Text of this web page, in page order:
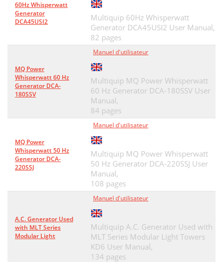
60Hz Whisperwatt
Generator
DCA45USI2
Multiquip 60Hz Whisperwatt
Generator DCA45USI2 User Manual,
82 pages
MQ Power
Whisperwatt 60 Hz
Generator DCA-
180SSV
Manuel d'utilisateur
Multiquip MQ Power Whisperwatt
60 Hz Generator DCA-180SSV User
Manual,
84 pages
MQ Power
Whisperwatt 50 Hz
Generator DCA-
220SSJ
Manuel d'utilisateur
Multiquip MQ Power Whisperwatt
50 Hz Generator DCA-220SSJ User
Manual,
108 pages
A.C. Generator Used
with MLT Series
Modular Light
Manuel d'utilisateur
Multiquip A.C. Generator Used with
MLT Series Modular Light Towers
KD6 User Manual,
134 pages